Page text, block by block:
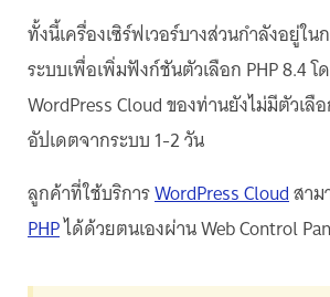
ทั้งนี้เครื่องเซิร์ฟเวอร์บางส่วนกำลังอยู่ใ
ระบบเพื่อเพิ่มฟังก์ชันตัวเลือก PHP 8.4
WordPress Cloud ของท่านยังไม่มีตัวเลื
อัปเดตจากระบบ 1-2 วัน
ลูกค้าที่ใช้บริการWordPress Cloudสาม
PHPได้ด้วยตนเองผ่าน Web Control